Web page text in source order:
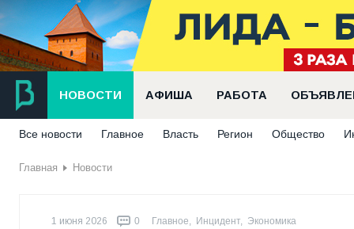
НОВОСТИ АФИША РАБОТА
Все новости Главное Власть Регион Общество
Главная Новости
1 июня 2026 0 Главное, Инцидент, Экономика